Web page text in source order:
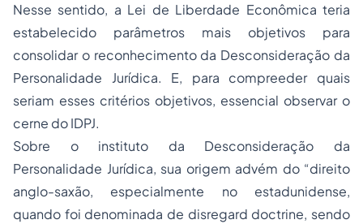
Nesse sentido, a Lei de Liberdade Econômica teria
estabelecido parâmetros mais objetivos para
consolidar o reconhecimento da Desconsideração da
Personalidade Jurídica. E, para compreeder quais
seriam esses critérios objetivos, essencial observar o
cerne do IDPJ.
Sobre o instituto da Desconsideração da
Personalidade Jurídica, sua origem advém do “direito
anglo-saxão, especialmente no estadunidense,
quando foi denominada de disregard doctrine, sendo